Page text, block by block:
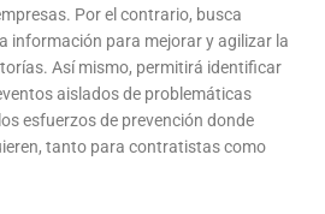
Por el contrario, busca
información para mejorar y agilizar la
Así mismo, permitirá identificar
aislados de problemáticas
esfuerzos de prevención donde
tanto para contratistas como